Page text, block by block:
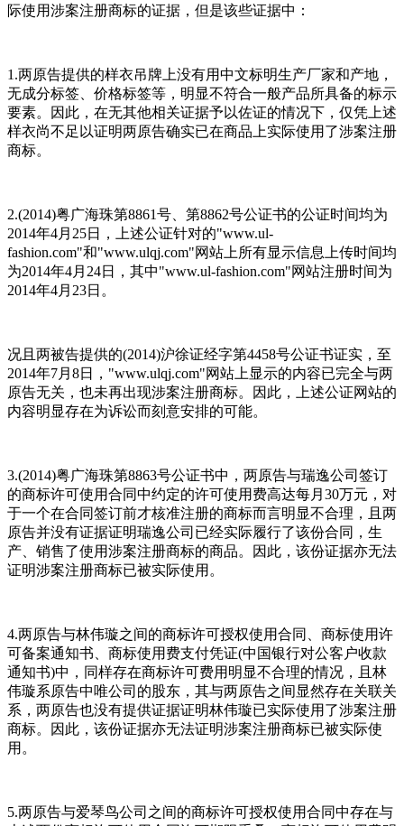
际使用涉案注册商标的证据，但是该些证据中：
1.两原告提供的样衣吊牌上没有用中文标明生产厂家和产地，
无成分标签、价格标签等，明显不符合一般产品所具备的标示
要素。因此，在无其他相关证据予以佐证的情况下，仅凭上述
样衣尚不足以证明两原告确实已在商品上实际使用了涉案注册
商标。
2.(2014)粤广海珠第8861号、第8862号公证书的公证时间均为
2014年4月25日，上述公证针对的"www.ul-
fashion.com"和"www.ulqj.com"网站上所有显示信息上传时间均
为2014年4月24日，其中"www.ul-fashion.com"网站注册时间为
2014年4月23日。
况且两被告提供的(2014)沪徐证经字第4458号公证书证实，至
2014年7月8日，"www.ulqj.com"网站上显示的内容已完全与两
原告无关，也未再出现涉案注册商标。因此，上述公证网站的
内容明显存在为诉讼而刻意安排的可能。
3.(2014)粤广海珠第8863号公证书中，两原告与瑞逸公司签订
的商标许可使用合同中约定的许可使用费高达每月30万元，对
于一个在合同签订前才核准注册的商标而言明显不合理，且两
原告并没有证据证明瑞逸公司已经实际履行了该份合同，生
产、销售了使用涉案注册商标的商品。因此，该份证据亦无法
证明涉案注册商标已被实际使用。
4.两原告与林伟璇之间的商标许可授权使用合同、商标使用许
可备案通知书、商标使用费支付凭证(中国银行对公客户收款
通知书)中，同样存在商标许可费用明显不合理的情况，且林
伟璇系原告中唯公司的股东，其与两原告之间显然存在关联关
系，两原告也没有提供证据证明林伟璇已实际使用了涉案注册
商标。因此，该份证据亦无法证明涉案注册商标已被实际使
用。
5.两原告与爱琴鸟公司之间的商标许可授权使用合同中存在与